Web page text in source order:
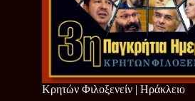
Κρητών Φιλοξενείν | Ηράκλειο